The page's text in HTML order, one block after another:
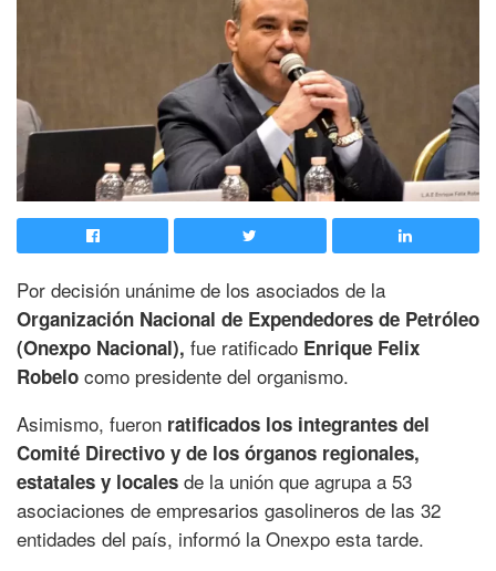
Por decisión unánime de los asociados de la
Organización Nacional de Expendedores de Petróleo
(Onexpo Nacional), fue ratificado Enrique Felix
Robelo como presidente del organismo.
Asimismo, fueron ratificados los integrantes del
Comité Directivo y de los órganos regionales,
estatales y locales de la unión que agrupa a 53
asociaciones de empresarios gasolineros de las 32
entidades del país, informó la Onexpo esta tarde.